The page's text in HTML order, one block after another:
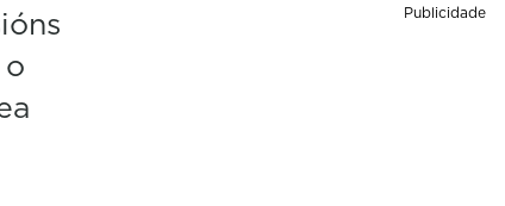
Publicidade